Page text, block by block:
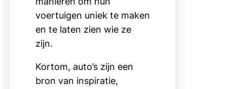
voertuigen uniek te maken
en te laten zien wie ze
zijn.
Kortom, auto’s zijn een
bron van inspiratie,